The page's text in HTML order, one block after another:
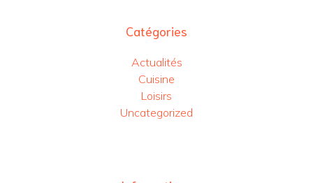
Catégories
Actualités
Cuisine
Loisirs
Uncategorized